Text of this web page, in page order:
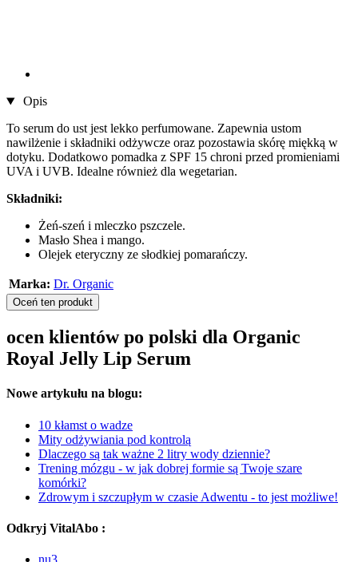
Opis
To serum do ust jest lekko perfumowane. Zapewnia ustom
nawilżenie i składniki odżywcze oraz pozostawia skórę miękką w
dotyku. Dodatkowo pomadka z SPF 15 chroni przed promieniami
UVA i UVB. Idealne również dla wegetarian.
Składniki:
Żeń-szeń i mleczko pszczele.
Masło Shea i mango.
Olejek eteryczny ze słodkiej pomarańczy.
Marka: Dr. Organic
Oceń ten produkt
ocen klientów po polski dla Organic
Royal Jelly Lip Serum
Nowe artykułu na blogu:
10 kłamst o wadze
Mity odżywiania pod kontrolą
Dlaczego są tak ważne 2 litry wody dziennie?
Trening mózgu - w jak dobrej formie są Twoje szare
komórki?
Zdrowym i szczupłym w czasie Adwentu - to jest możliwe!
Odkryj VitalAbo :